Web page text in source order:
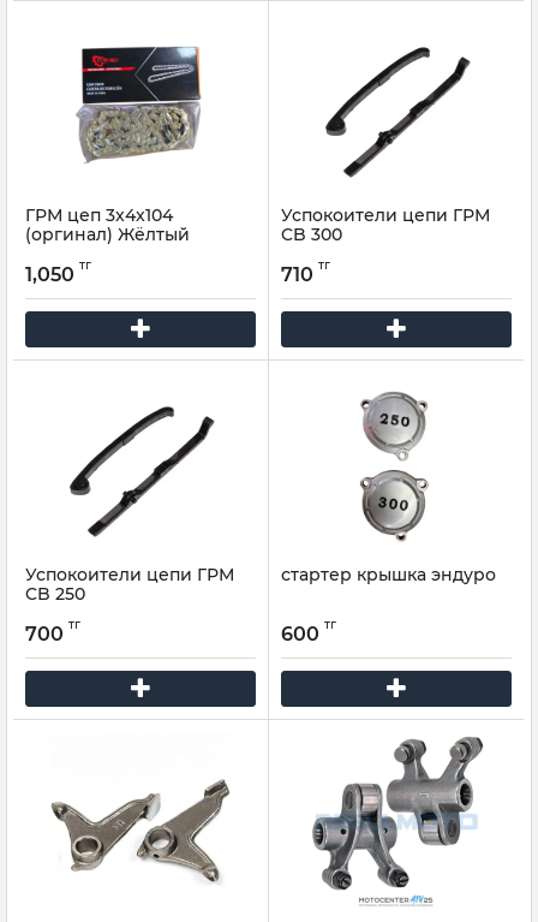
ГРМ цеп 3x4x104
(оргинал) Жёлтый
1,050 тг
Успокоители цепи ГРМ
CB 300
710 тг
Успокоители цепи ГРМ
CB 250
700 тг
стартер крышка эндуро
600 тг